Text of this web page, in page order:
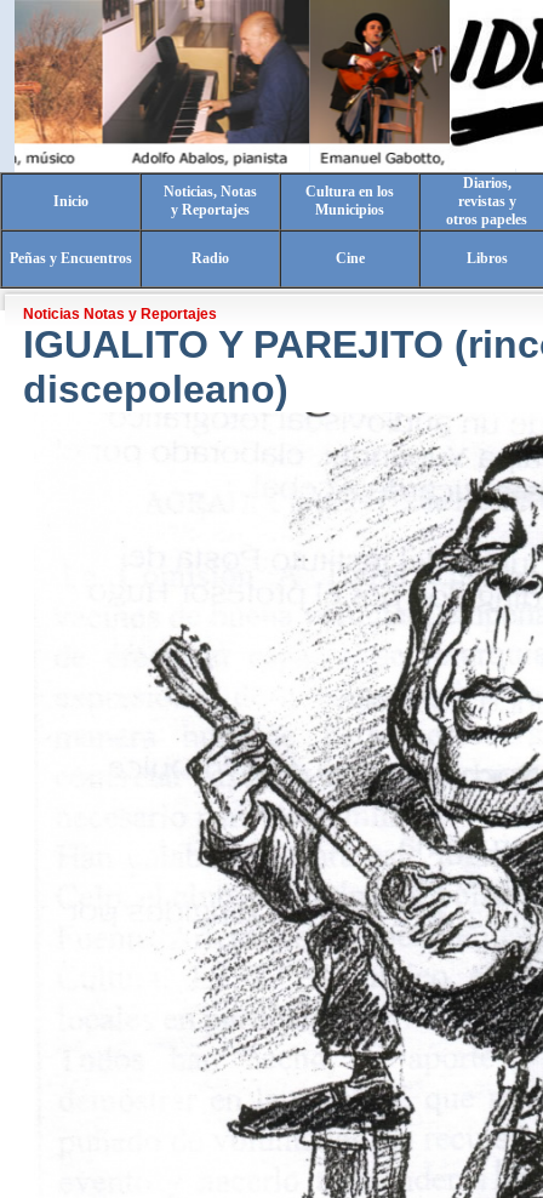
Inicio
Noticias, Notas
y Reportajes
Cultura en los
Municipios
Diarios,
revistas y
otros papeles
Peñas y Encuentros Radio Cine Libros
Noticias Notas y Reportajes
IGUALITO Y PAREJITO
discepoleano)